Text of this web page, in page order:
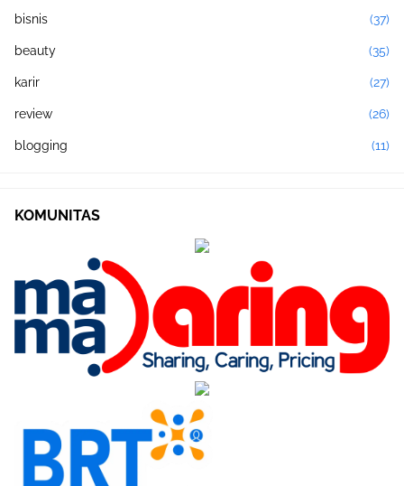
bisnis (37)
beauty (35)
karir (27)
review (26)
blogging (11)
KOMUNITAS